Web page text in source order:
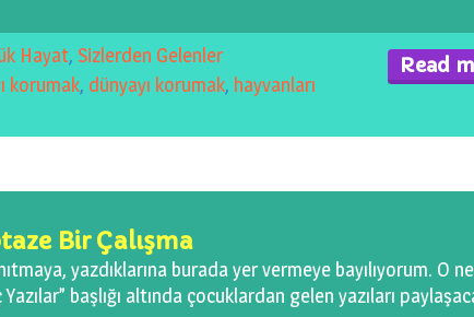
Read
Hayat, Sizlerden Gelenler
korumak, dünyayı korumak, hayvanları
Bir Çalışma
yazdıklarına burada yer vermeye bayılıyorum. O
başlığı altında çocuklardan gelen yazıları